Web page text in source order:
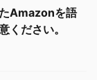
Amazonを語
ください。